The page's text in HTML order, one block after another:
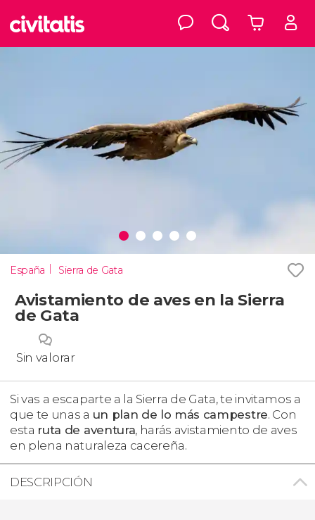
España Sierra de Gata
Avistamiento de aves en la Sierra
de Gata
Sin valorar
Si vas a escaparte a la Sierra de Gata, te invitamos a
que te unas a un plan de lo más campestre. Con
esta ruta de aventura, harás avistamiento de aves
en plena naturaleza cacereña.
DESCRIPCIÓN